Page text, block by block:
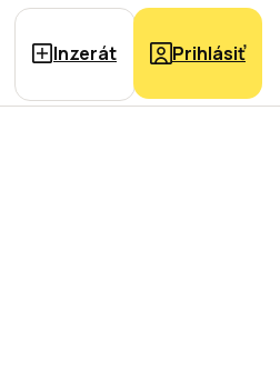
Inzerát Prihlásiť